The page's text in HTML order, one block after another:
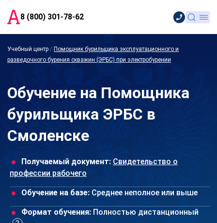
8 (800) 301-78-62
Учебный центр / Помощник бурильщика эксплуатационного и
разведочного бурения скважин (ЭРБС) при электробурении
Обучение на Помощника
бурильщика ЭРБС в
Смоленске
Получаемый документ: Свидетельство о
профессии рабочего
Обучение на базе: Среднее неполное или выше
Формат обучения: Полностью дистанционный